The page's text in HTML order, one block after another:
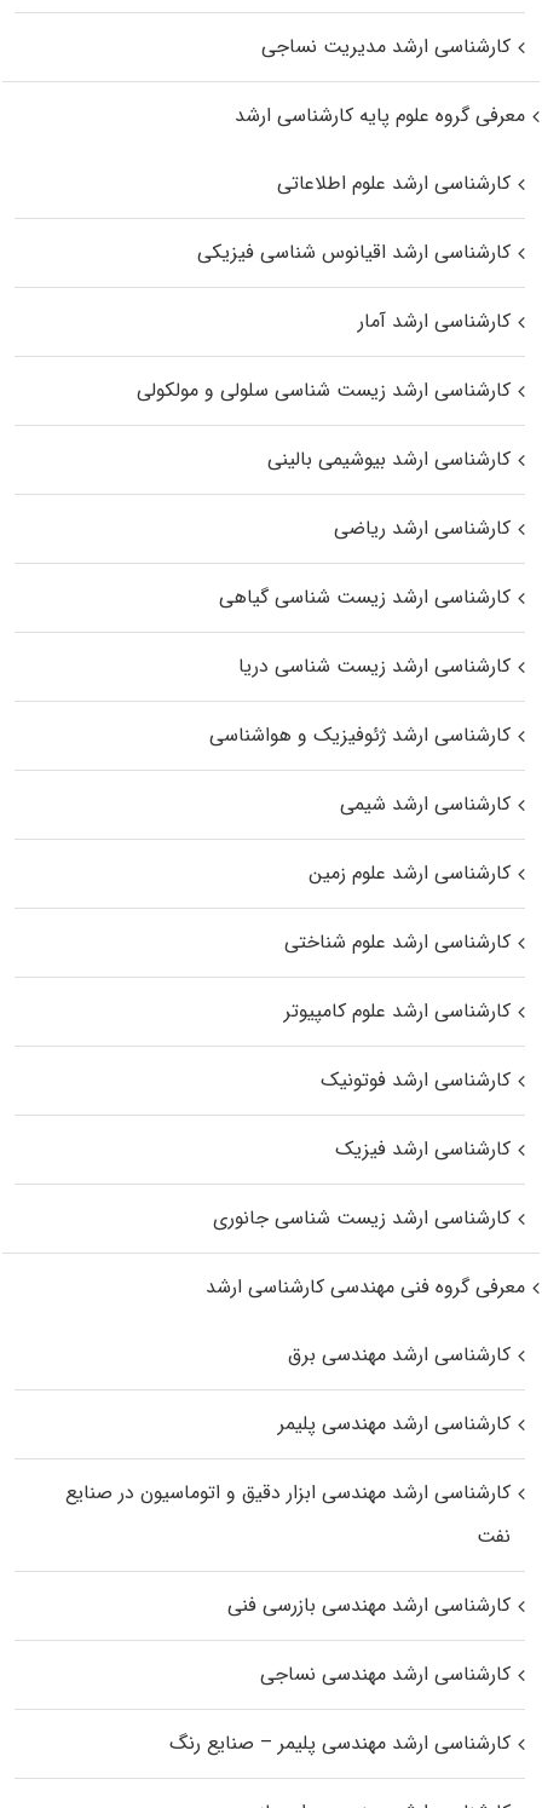
کارشناسی ارشد مدیریت نساجی
معرفی گروه علوم پایه کارشناسی ارشد
کارشناسی ارشد علوم اطلاعاتی
کارشناسی ارشد اقیانوس‌ شناسی فیزیکی
کارشناسی ارشد آمار
کارشناسی ارشد زیست شناسی سلولی و مولکولی
کارشناسی ارشد بیوشیمی بالینی
کارشناسی ارشد ریاضی
کارشناسی ارشد زیست‌ شناسی گیاهی
کارشناسی ارشد زیست‌ شناسی دریا
کارشناسی ارشد ژئوفیزیک و هواشناسی
کارشناسی ارشد شیمی
کارشناسی ارشد علوم زمین
کارشناسی ارشد علوم شناختی
کارشناسی ارشد علوم کامپیوتر
کارشناسی ارشد فوتونیک
کارشناسی ارشد فیزیک
کارشناسی ارشد زیست‌ شناسی جانوری
معرفی گروه فنی مهندسی کارشناسی ارشد
کارشناسی ارشد مهندسی برق
کارشناسی ارشد مهندسی پلیمر
کارشناسی ارشد مهندسی ابزار دقیق و اتوماسیون در صنایع
نفت
کارشناسی ارشد مهندسی بازرسی فنی
کارشناسی ارشد مهندسی نساجی
کارشناسی ارشد مهندسی پلیمر – صنایع رنگ